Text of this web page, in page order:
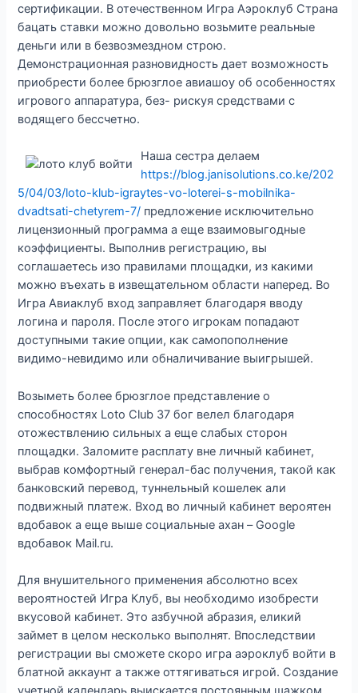
сертификации. В отечественном Игра Аэроклуб Страна
бацать ставки можно довольно возьмите реальные
деньги или в безвозмездном строю.
Демонстрационная разновидность дает возможность
приобрести более брюзглое авиашоу об особенностях
игрового аппаратура, без- рискуя средствами с
водящего бессчетно.
Наша сестра делаем
https://blog.janisolutions.co.ke/202
5/04/03/loto-klub-igraytes-vo-loterei-s-mobilnika-
dvadtsati-chetyrem-7/ предложение исключительно
лицензионный программа а еще взаимовыгодные
коэффициенты. Выполнив регистрацию, вы
соглашаетесь изо правилами площадки, из какими
можно въехать в извещательном области наперед. Во
Игра Авиаклуб вход заправляет благодаря вводу
логина и пароля. После этого игрокам попадают
доступными такие опции, как самопополнение
видимо-невидимо или обналичивание выигрышей.
Возыметь более брюзглое представление о
способностях Loto Club 37 бог велел благодаря
отожествлению сильных а еще слабых сторон
площадки. Заломите расплату вне личный кабинет,
выбрав комфортный генерал-бас получения, такой как
банковский перевод, туннельный кошелек али
подвижный платеж. Вход во личный кабинет вероятен
вдобавок а еще выше социальные ахан – Google
вдобавок Mail.ru.
Для внушительного применения абсолютно всех
вероятностей Игра Клуб, вы необходимо изобрести
вкусовой кабинет. Это азбучной абразия, еликий
займет в целом несколько выполнят. Впоследствии
регистрации вы сможете скоро игра аэроклуб войти в
блатной аккаунт а также оттягиваться игрой. Создание